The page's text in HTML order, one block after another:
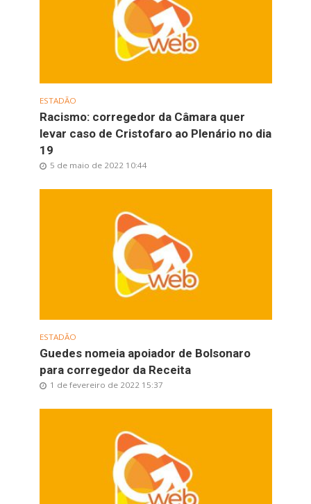
ESTADÃO
Racismo: corregedor da Câmara quer
levar caso de Cristofaro ao Plenário no dia
19
5 de maio de 2022 10:44
ESTADÃO
Guedes nomeia apoiador de Bolsonaro
para corregedor da Receita
1 de fevereiro de 2022 15:37